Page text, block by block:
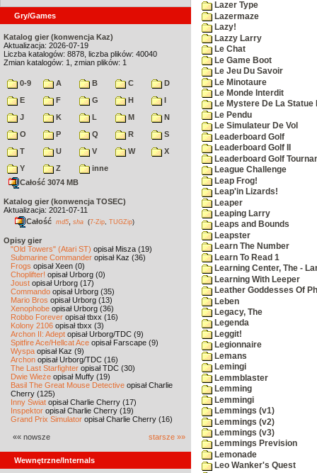
Gry/Games
Katalog gier (konwencja Kaz)
Aktualizacja: 2026-07-19
Liczba katalogów: 8878, liczba plików: 40040
Zmian katalogów: 1, zmian plików: 1
0-9 A B C
D
E
F G H
I
J
K L M
N
O
P Q R
S
T
U V W
X
Y
Z
inne
Całość 3074 MB
Katalog gier (konwencja TOSEC)
Aktualizacja: 2021-07-11
Całość md5 sha (7-Zip TUGZip)
Opisy gier
"Old Towers" (Atari ST) opisał Misza (19)
Submarine Commander opisał Kaz (36)
Frogs opisał Xeen (0)
Choplifter! opisał Urborg (0)
Joust opisał Urborg (17)
Commando opisał Urborg (35)
Mario Bros opisał Urborg (13)
Xenophobe opisał Urborg (36)
Robbo Forever opisał tbxx (16)
Kolony 2106 opisał tbxx (3)
Archon II: Adept opisał Urborg/TDC (9)
Spitfire Ace/Hellcat Ace opisał Farscape (9)
Wyspa opisał Kaz (9)
Archon opisał Urborg/TDC (16)
The Last Starfighter opisał TDC (30)
Dwie Wieże opisał Muffy (19)
Basil The Great Mouse Detective opisał Charlie
Cherry (125)
Inny Świat opisał Charlie Cherry (17)
Inspektor opisał Charlie Cherry (19)
Grand Prix Simulator opisał Charlie Cherry (16)
«« nowsze starsze »»
Wewnętrzne/Internals
Lazer Type
Lazermaze
Lazy!
Lazzy Larry
Le Chat
Le Game Boot
Le Jeu Du Savoir
Le Minotaure
Le Monde Interdit
Le Mystere De La Statue
Le Pendu
Le Simulateur De Vol
Leaderboard Golf
Leaderboard Golf II
Leaderboard Golf
League Challenge
Leap Frog!
Leap'in Lizards!
Leaper
Leaping Larry
Leaps and Bounds
Leapster
Learn The Number
Learn To Read 1
Learning Center, The -
Learning With Leeper
Leather Goddesses Of
Leben
Legacy, The
Legenda
Leggit!
Legionnaire
Lemans
Lemingi
Lemmblaster
Lemming
Lemmingi
Lemmings (v1)
Lemmings (v2)
Lemmings (v3)
Lemmings Prevision
Lemonade
Leo Wanker's Quest